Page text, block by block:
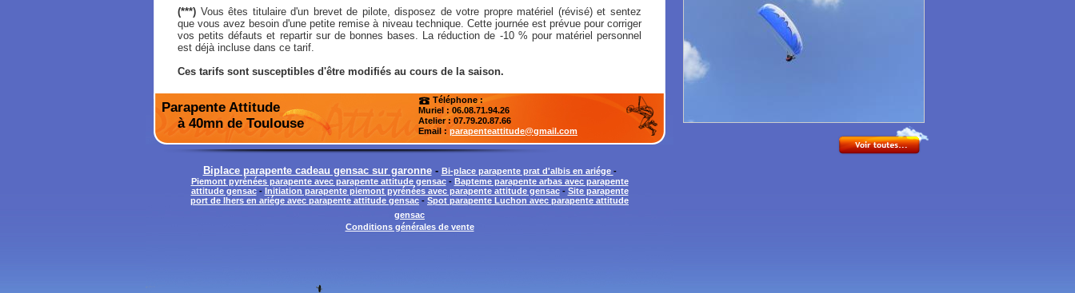
(***) Vous êtes titulaire d'un brevet de pilote, disposez de votre propre matériel (révisé) et sentez
que vous avez besoin d'une petite remise à niveau technique. Cette journée est prévue pour corriger
vos petits défauts et repartir sur de bonnes bases. La réduction de -10 % pour matériel personnel
est déjà incluse dans ce tarif.
Ces tarifs sont susceptibles d'être modifiés au cours de la saison.
Parapente Attitude
à 40mn de Toulouse
Téléphone :
Muriel : 06.08.71.94.26
Atelier: 07.79.20.87.66
Email : parapenteattitude@gmail.com
Biplace parapente cadeau gensac sur garonne- Bi-place parapente prat d'albis en ariége -
Piemont pyrénées parapente avec parapente attitude gensac- Bapteme parapente arbas avec parapente
attitude gensac- Initiation parapente piemont pyrénées avec parapente attitude gensac- Site parapente
port de lhers en ariége avec parapente attitude gensac - Spot parapente Luchon avec parapente attitude
gensac
Conditions générales de vente